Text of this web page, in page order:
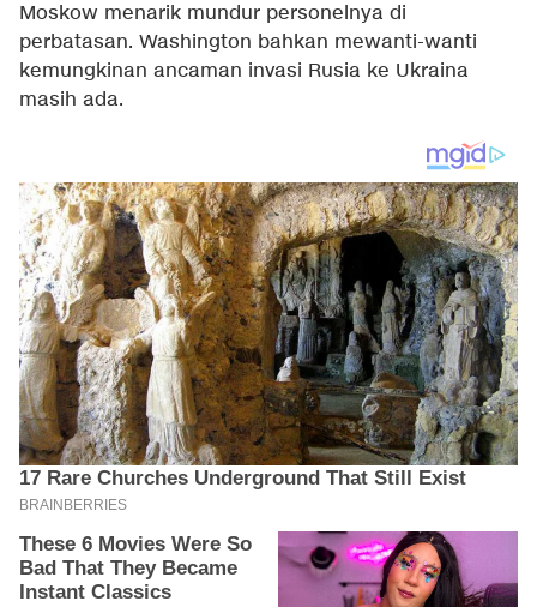
Moskow menarik mundur personelnya di
perbatasan. Washington bahkan mewanti-wanti
kemungkinan ancaman invasi Rusia ke Ukraina
masih ada.